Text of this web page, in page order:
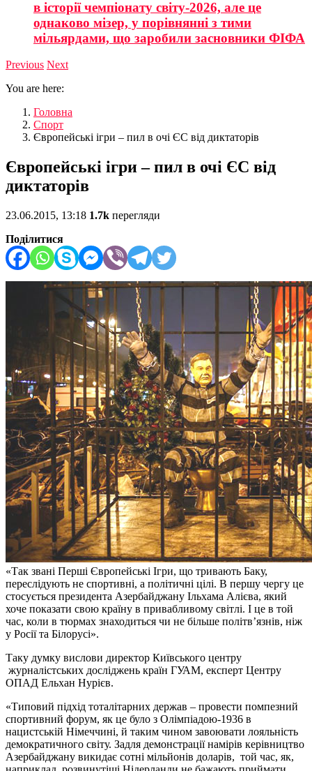
в історії чемпіонату світу-2026, але це
однаково мізер, у порівнянні з тими
мільярдами, що заробили засновники ФІФА
Previous Next
You are here:
Головна
Спорт
Європейські ігри – пил в очі ЄС від диктаторів
Європейські ігри – пил в очі ЄС від
диктаторів
23.06.2015, 13:18 1.7k перегляди
Поділитися
«Так звані Перші Європейські Ігри, що тривають Баку,
переслідують не спортивні, а політичні цілі. В першу чергу це
стосується президента Азербайджану Ільхама Алієва, який
хоче показати свою країну в привабливому світлі. І це в той
час, коли в тюрмах знаходиться чи не більше політв’язнів, ніж
у Росії та Білорусі».
Таку думку вислови директор Київського центру
журналістських досліджень країн ГУАМ, експерт Центру
ОПАД Ельхан Нурієв.
«Типовий підхід тоталітарних держав – провести помпезний
спортивний форум, як це було з Олімпіадою-1936 в
нацистській Німеччині, й таким чином завоювати лояльність
демократичного світу. Задля демонстрації намірів керівництво
Азербайджану викидає сотні мільйонів доларів, той час, як,